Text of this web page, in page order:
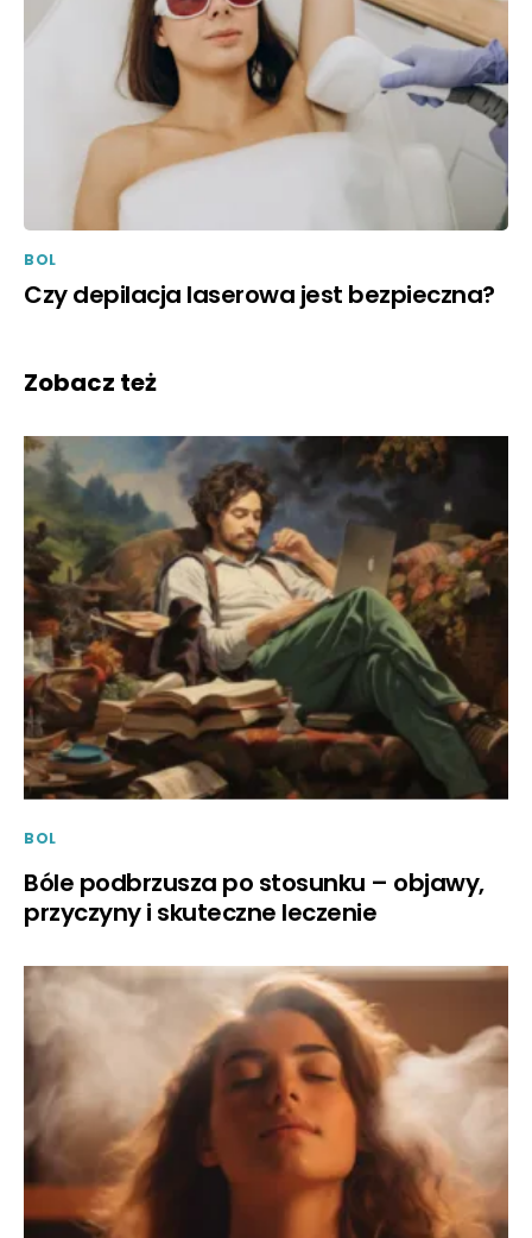
BOL
Czy depilacja laserowa jest bezpieczna?
Zobacz też
BOL
Bóle podbrzusza po stosunku – objawy,
przyczyny i skuteczne leczenie